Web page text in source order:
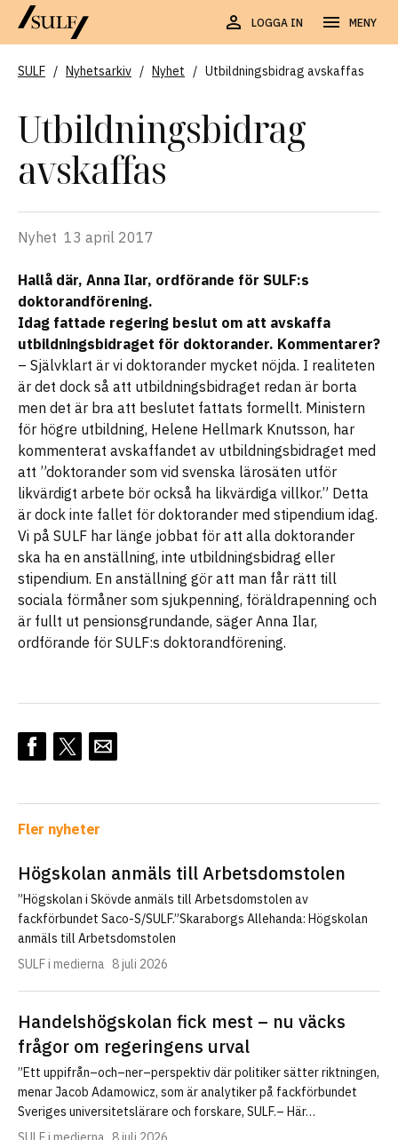
LOGGA IN MENY
SULF / Nyhetsarkiv / Nyhet / Utbildningsbidrag avskaffas
Utbildningsbidrag
avskaffas
Nyhet 13 april 2017
Hallå där, Anna Ilar, ordförande för SULF:s
doktorandförening.
Idag fattade regering beslut om att avskaffa
utbildningsbidraget för doktorander. Kommentarer?
– Självklart är vi doktorander mycket nöjda. I realiteten
är det dock så att utbildningsbidraget redan är borta
men det är bra att beslutet fattats formellt. Ministern
för högre utbildning, Helene Hellmark Knutsson, har
kommenterat avskaffandet av utbildningsbidraget med
att ”doktorander som vid svenska lärosäten utför
likvärdigt arbete bör också ha likvärdiga villkor.” Detta
är dock inte fallet för doktorander med stipendium idag.
Vi på SULF har länge jobbat för att alla doktorander
ska ha en anställning, inte utbildningsbidrag eller
stipendium. En anställning gör att man får rätt till
sociala förmåner som sjukpenning, föräldrapenning och
är fullt ut pensionsgrundande, säger Anna Ilar,
ordförande för SULF:s doktorandförening.
Fler nyheter
Högskolan anmäls till Arbetsdomstolen
”Högskolan i Skövde anmäls till Arbetsdomstolen av
fackförbundet Saco-S/SULF.”Skaraborgs Allehanda: Högskolan
anmäls till Arbetsdomstolen
SULF i medierna 8 juli 2026
Handelshögskolan fick mest – nu väcks
frågor om regeringens urval
”Ett uppifrån–och–ner–perspektiv där politiker sätter riktningen,
menar Jacob Adamowicz, som är analytiker på fackförbundet
Sveriges universitetslärare och forskare, SULF.– Här…